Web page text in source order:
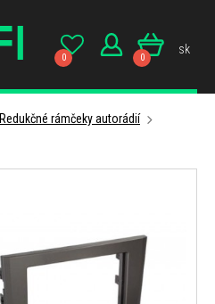
0 0
sk
Redukčné rámčeky autorádií